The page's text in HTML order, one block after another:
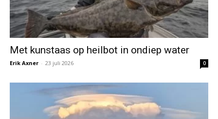
Met kunstaas op heilbot in ondiep water
Erik Axner - 23 juli 2026 0